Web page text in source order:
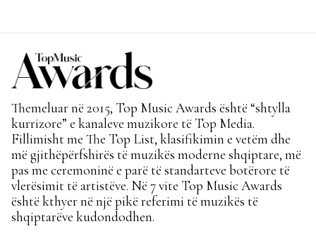
Themeluar në 2015, Top Music Awards është “shtylla
kurrizore” e kanaleve muzikore të Top Media.
Fillimisht me The Top List, klasifikimin e vetëm dhe
më gjithëpërfshirës të muzikës moderne shqiptare, më
pas me ceremoninë e parë të standarteve botërore të
vlerësimit të artistëve. Në 7 vite Top Music Awards
është kthyer në një pikë referimi të muzikës të
shqiptarëve kudondodhen.